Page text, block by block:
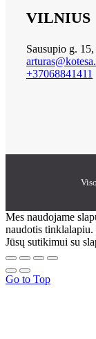
VILNIUS
Sausupio g.
+37068841411
Mes naudojame
naudotis
Jūsų sutikimui su
Go to Top